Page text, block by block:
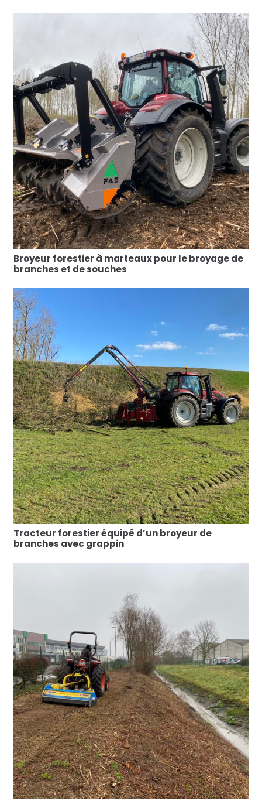
Broyeur forestier à marteaux pour le broyage de
branches et de souches
Tracteur forestier équipé d’un broyeur de
branches avec grappin